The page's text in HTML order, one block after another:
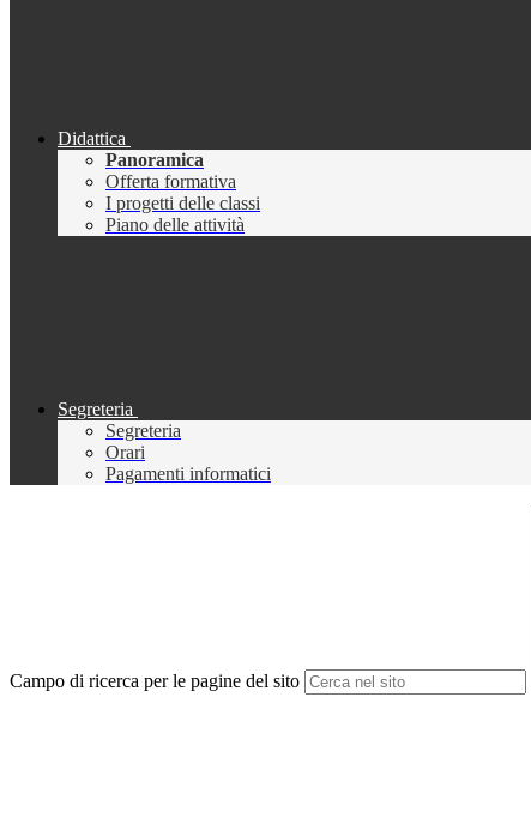
Didattica
Panoramica
Offerta formativa
I progetti delle classi
Piano delle attività
Segreteria
Segreteria
Orari
Pagamenti informatici
Campo di ricerca per le pagine del sito